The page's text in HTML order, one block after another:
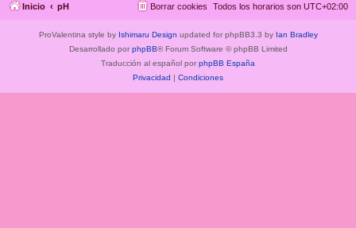
Inicio pH Todos los horarios son UTC+02:00
Borrar cookies
ProValentina style by Ishimaru Design updated for phpBB3.3 by Ian Bradley
Desarrollado por phpBB® Forum Software © phpBB Limited
Traducción al español por phpBB España
Privacidad | Condiciones